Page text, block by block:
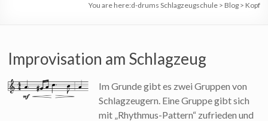
You are here:d-drums Schlagzeugschule> Blog> Kopf
Improvisation am Schlagzeug
Im Grunde gibt es zwei Gruppen von
Schlagzeugern. Eine Gruppe gibt sich
mit „Rhythmus-Pattern“ zufrieden und